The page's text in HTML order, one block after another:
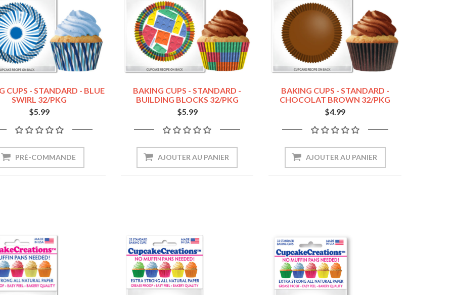
CUPS - STANDARD - BLUE
SWIRL 32/PKG
$5.99
BAKING CUPS - STANDARD -
BUILDING BLOCKS 32/PKG
$5.99
BAKING CUPS - STANDARD -
CHOCOLAT BROWN 32/PKG
$4.99